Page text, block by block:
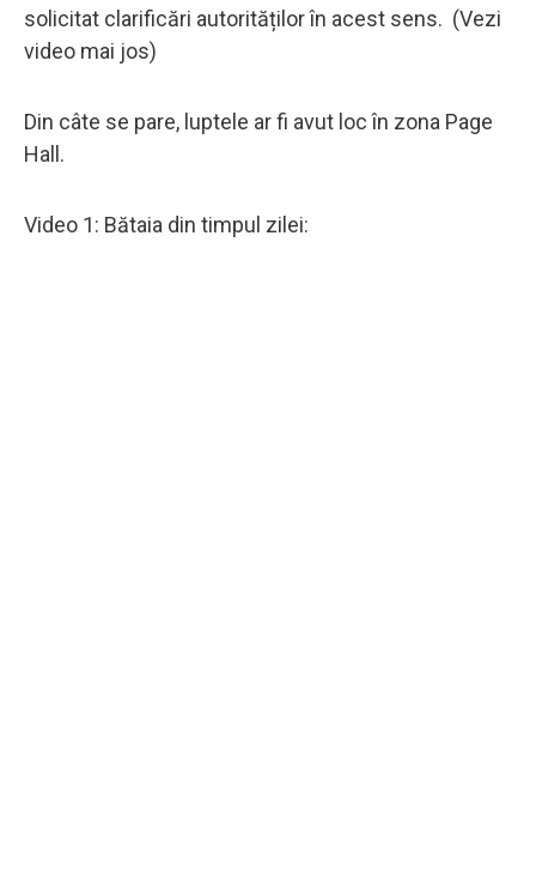
solicitat clarificări autorităților în acest sens. (Vezi
video mai jos)
Din câte se pare, luptele ar fi avut loc în zona Page
Hall.
Video 1: Bătaia din timpul zilei: